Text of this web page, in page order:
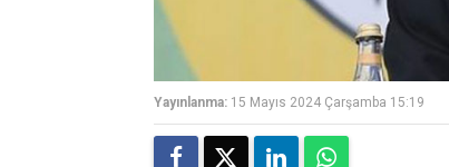
Yayınlanma: 15 Mayıs 2024 Çarşamba 15:19